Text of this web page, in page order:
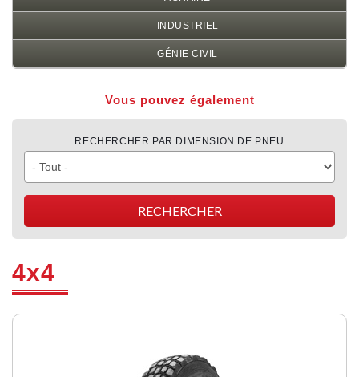
INDUSTRIEL
GÉNIE CIVIL
Vous pouvez également
RECHERCHER PAR DIMENSION DE PNEU
4x4